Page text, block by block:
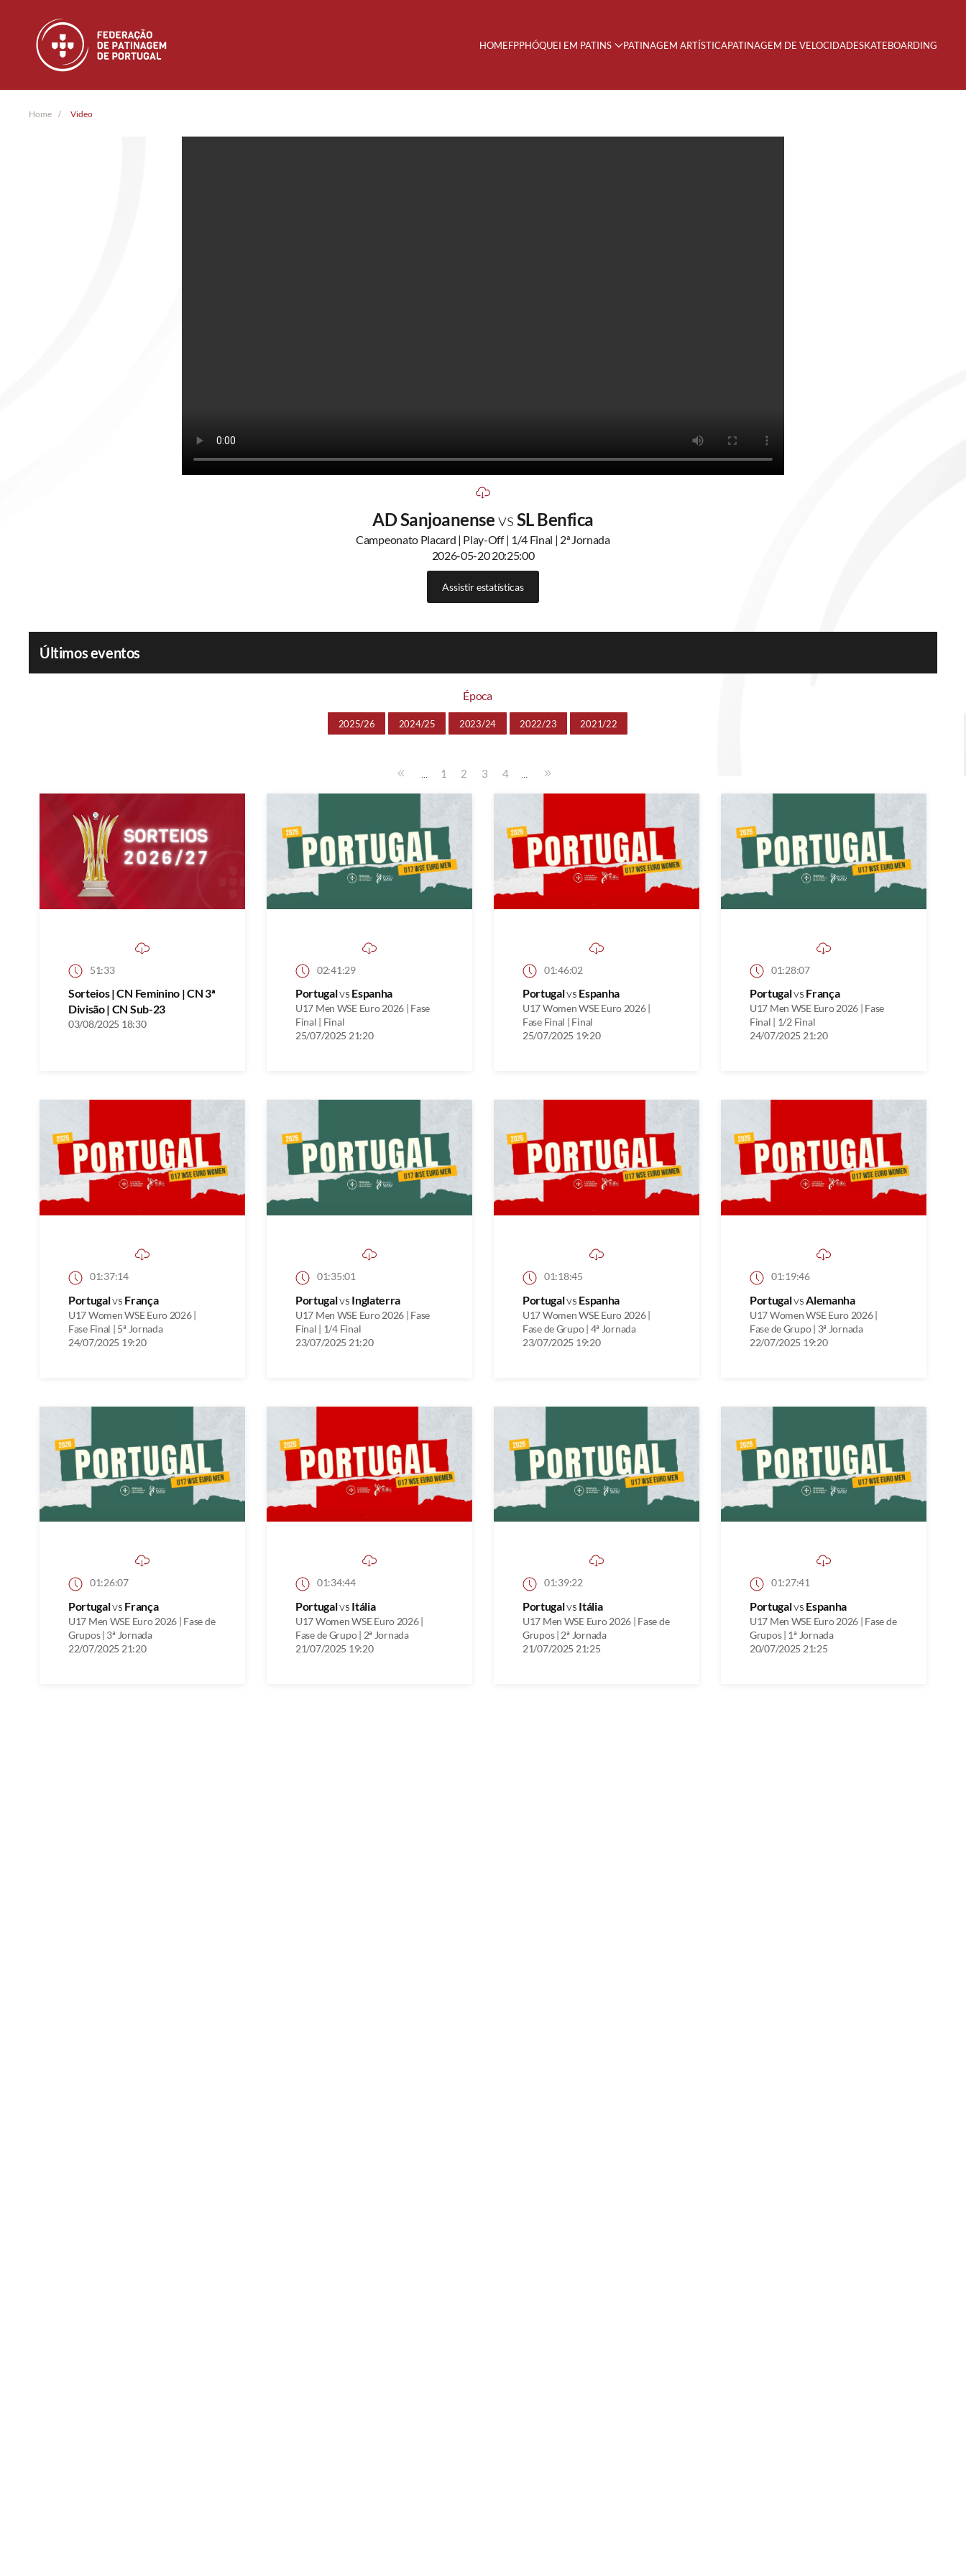
Skip to main content HOMEFPPHÓQUEI EM PATINS PATINAGEM ARTÍSTICAPATINAGEM DE VELOCIDADESKATEBOARDING
Home Video
AD SanjoanensevsSL Benfica
Campeonato Placard | Play-Off | 1/4 Final | 2ª Jornada
2026-05-20 20:25:00
Assistir estatísticas
Últimos eventos
Época
2025/26 2024/25 2023/24 2022/23 2021/22
... 1 2 3 4 ...
51:33
Sorteios | CN Feminino | CN 3ª
Divisão | CN Sub-23
03/08/2025 18:30
02:41:29
Portugalvs Espanha
U17 Men WSE Euro 2026 | Fase
Final | Final
25/07/2025 21:20
01:46:02
Portugalvs Espanha
U17 Women WSE Euro 2026 |
Fase Final | Final
25/07/2025 19:20
01:28:07
Portugalvs França
U17 Men WSE Euro 2026 | Fase
Final | 1/2 Final
24/07/2025 21:20
01:37:14
Portugalvs França
U17 Women WSE Euro 2026 |
Fase Final | 5ª Jornada
24/07/2025 19:20
01:35:01
Portugalvs Inglaterra
U17 Men WSE Euro 2026 | Fase
Final | 1/4 Final
23/07/2025 21:20
01:18:45
Portugalvs Espanha
U17 Women WSE Euro 2026 |
Fase de Grupo | 4ª Jornada
23/07/2025 19:20
01:19:46
PortugalvsAlemanha
U17 Women WSE Euro 2026 |
Fase de Grupo | 3ª Jornada
22/07/2025 19:20
01:26:07
Portugalvs França
U17 Men WSE Euro 2026 | Fase de
Grupos | 3ª Jornada
22/07/2025 21:20
01:34:44
Portugalvs Itália
U17 Women WSE Euro 2026 |
Fase de Grupo | 2ª Jornada
21/07/2025 19:20
01:39:22
Portugalvs Itália
U17 Men WSE Euro 2026 | Fase de
Grupos | 2ª Jornada
21/07/2025 21:25
01:27:41
Portugalvs Espanha
U17 Men WSE Euro 2026 | Fase de
Grupos | 1ª Jornada
20/07/2025 21:25